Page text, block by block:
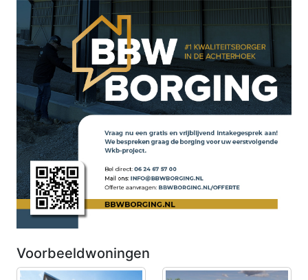
Voorbeeldwoningen